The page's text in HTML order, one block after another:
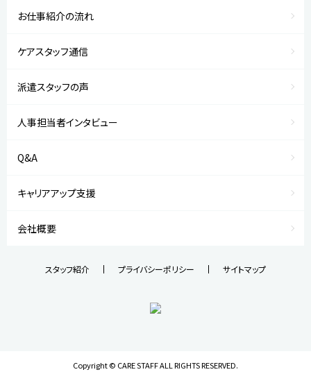
お仕事紹介の流れ
ケアスタッフ通信
派遣スタッフの声
人事担当者インタビュー
Q&A
キャリアアップ支援
会社概要
スタッフ紹介 プライバシーポリシー サイトマップ
Copyright © CARE STAFF ALL RIGHTS RESERVED.